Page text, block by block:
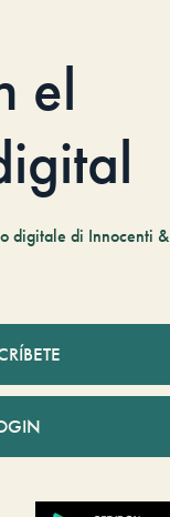
el
digitale di Innocenti &